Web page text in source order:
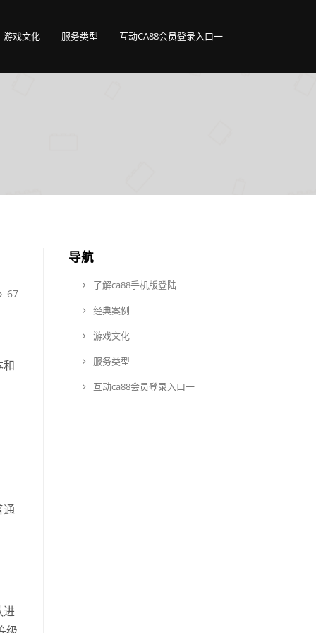
游戏文化 服务类型 互动CA88会员登录入口一
67
和
通
进
导航
了解ca88手机版登陆
经典案例
游戏文化
服务类型
互动ca88会员登录入口一